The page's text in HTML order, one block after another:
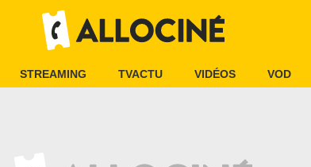
STREAMING TVACTU VIDÉOS VOD